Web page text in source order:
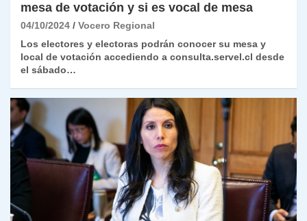
mesa de votación y si es vocal de mesa
04/10/2024
Vocero Regional
Los electores y electoras podrán conocer su mesa y
local de votación accediendo a consulta.servel.cl desde
el sábado…